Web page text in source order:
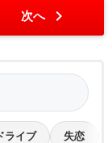
次へ chevron_right
ライブ 失恋